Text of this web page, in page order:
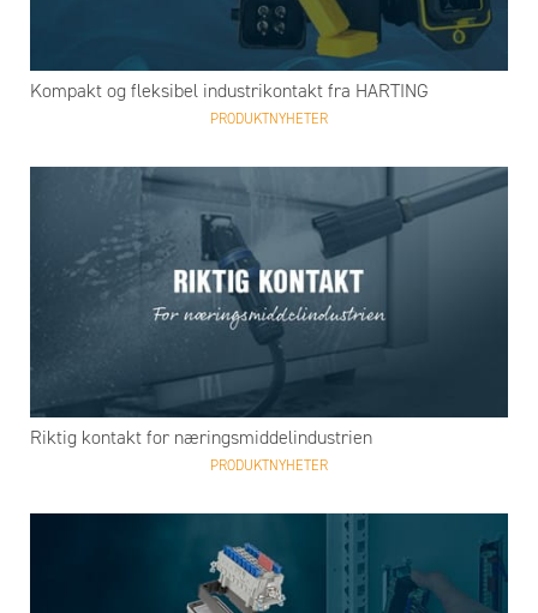
Kompakt og fleksibel industrikontakt fra HARTING
PRODUKTNYHETER
Riktig kontakt for næringsmiddelindustrien
PRODUKTNYHETER